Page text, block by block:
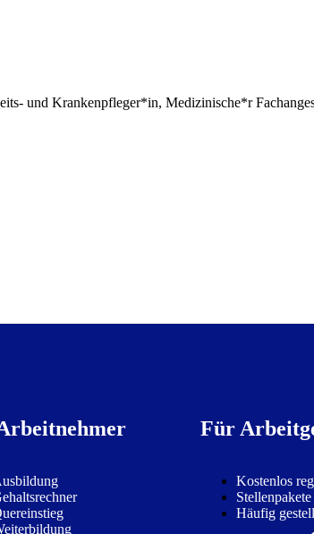
und Krankenpfleger*in, Medizinische*r
Für
Kostenlos
Stellenpakete
Häufig